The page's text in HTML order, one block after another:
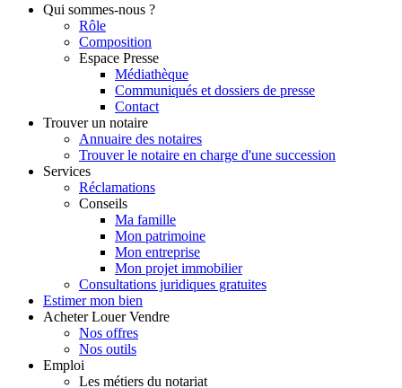
Qui sommes-nous ?
Rôle
Composition
Espace Presse
Médiathèque
Communiqués et dossiers de presse
Contact
Trouver un notaire
Annuaire des notaires
Trouver le notaire en charge d'une succession
Services
Réclamations
Conseils
Ma famille
Mon patrimoine
Mon entreprise
Mon projet immobilier
Consultations juridiques gratuites
Estimer mon bien
Acheter Louer Vendre
Nos offres
Nos outils
Emploi
Les métiers du notariat